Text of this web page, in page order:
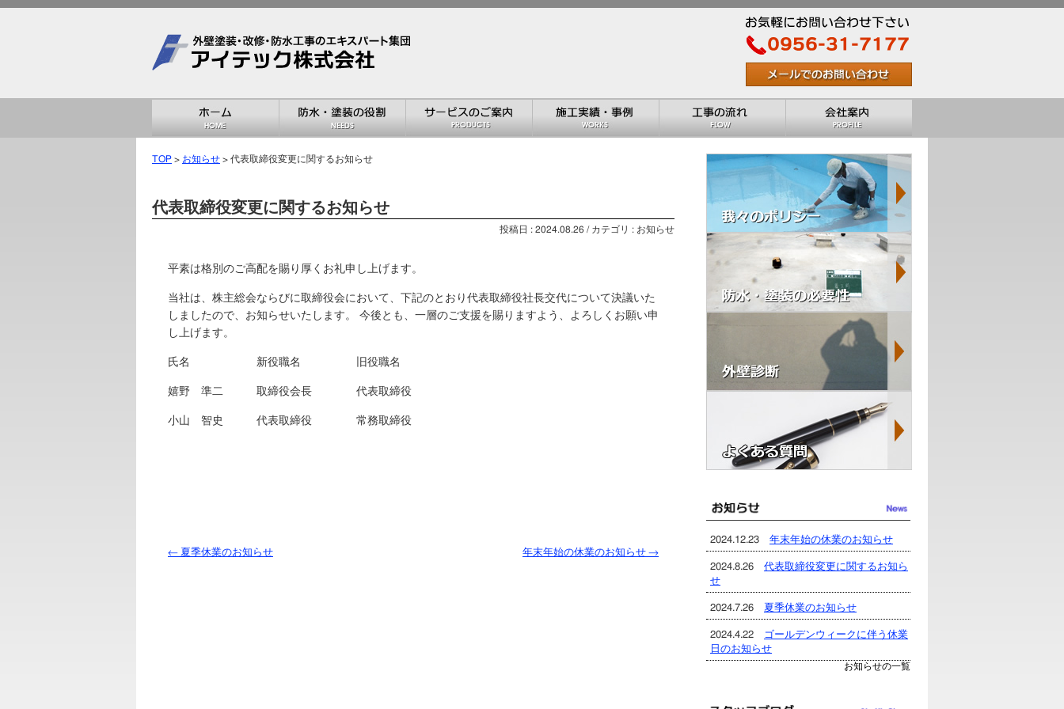
TOP > お知らせ > 代表取締役変更に関するお知らせ
代表取締役変更に関するお知らせ
投稿日 : 2024.08.26 / カテゴリ : お知らせ
平素は格別のご高配を賜り厚くお礼申し上げます。
当社は、株主総会ならびに取締役会において、下記のとおり代表取締役社長交代について決議いた
しましたので、お知らせいたします。 今後とも、一層のご支援を賜りますよう、よろしくお願い申
し上げます。
氏名 新役職名 旧役職名
嬉野 準二 取締役会長 代表取締役
小山 智史 代表取締役 常務取締役
← 夏季休業のお知らせ 年末年始の休業のお知らせ →
2024.12.23 年末年始の休業のお知らせ
2024.8.26 代表取締役変更に関するお知ら
せ
2024.7.26 夏季休業のお知らせ
2024.4.22 ゴールデンウィークに伴う休業
日のお知らせ
お知らせの一覧